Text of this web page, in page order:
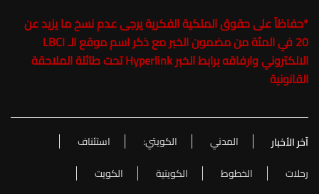
*حفاظاً على حقوق الملكية الفكرية يرجى عدم نسخ ما يزيد عن
20 في المئة من مضمون الخبر مع ذكر اسم موقع الـ LBCI
الالكتروني وارفاقه برابط الخبر Hyperlink تحت طائلة الملاحقة
القانونية
آخر الأخبار المدني الكويتي:
استئناف
رحلات
الخطوط الكويتية
الكويت